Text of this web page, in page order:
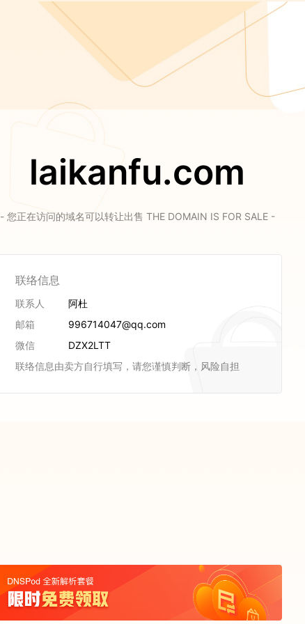
laikanfu.com
- 您正在访问的域名可以转让出售 THE DOMAIN IS FOR SALE -
联络信息
联系人
阿杜
邮箱
996714047@qq.com
微信
DZX2LTT
联络信息由卖方自行填写，请您谨慎判断，风险自担